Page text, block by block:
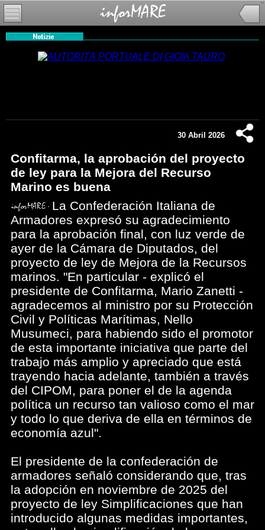
30 Abril 2026
Confitarma, la aprobación del proyecto
de ley para la Mejora del Recurso
Marino es buena
La Confederación Italiana de
Armadores expresó su agradecimiento
para la aprobación final, con luz verde de
ayer de la Cámara de Diputados, del
proyecto de ley de Mejora de la Recursos
marinos. "En particular - explicó el
presidente de Confitarma, Mario Zanetti -
agradecemos al ministro por su Protección
Civil y Políticas Marítimas, Nello
Musumeci, para habiendo sido el promotor
de esta importante iniciativa que parte del
trabajo más amplio y apreciado que está
trayendo hacia adelante, también a través
del CIPOM, para poner el de la agenda
política un recurso tan valioso como el mar
y todo lo que deriva de ella en términos de
economía azul".
El presidente de la confederación de
armadores señaló considerando que, tras
la adopción en noviembre de 2025 del
proyecto de ley Simplificaciones que han
introducido algunas medidas importantes,